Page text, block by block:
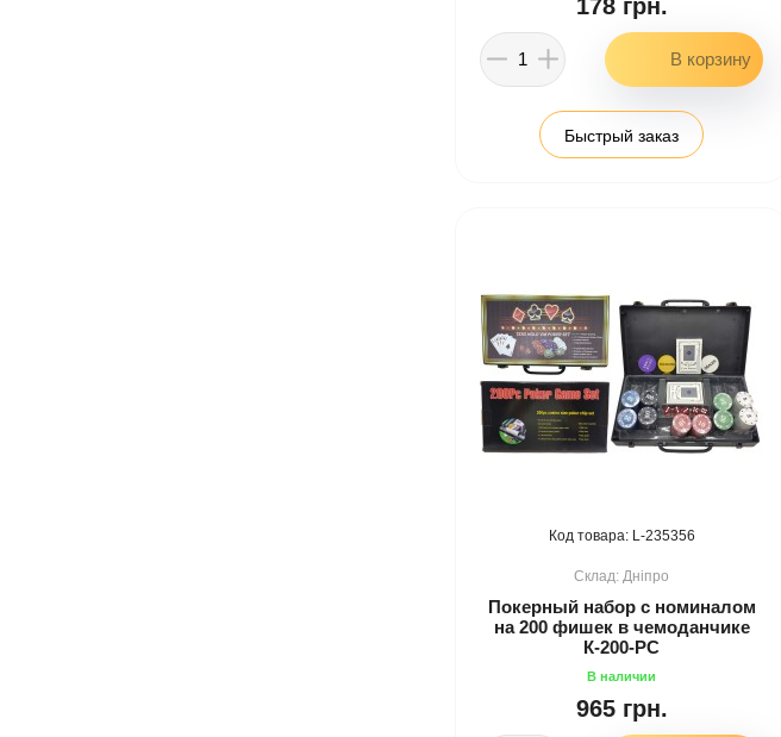
178 грн.
Быстрый заказ
235356
Дніпро
Покерный набор с номиналом
на 200 фишек в чемоданчике
К-200-РС
965 грн.